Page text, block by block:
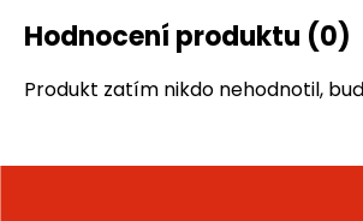
Hodnocení produktu (0)
Produkt zatím nikdo nehodnotil,